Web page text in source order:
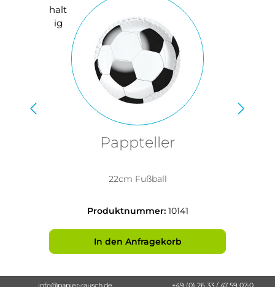
Pappteller
22cm Fußball
Produktnummer: 10141
In den Anfragekorb
info@papier-rausch.de +49 (0) 26 33 / 47 59 07-0